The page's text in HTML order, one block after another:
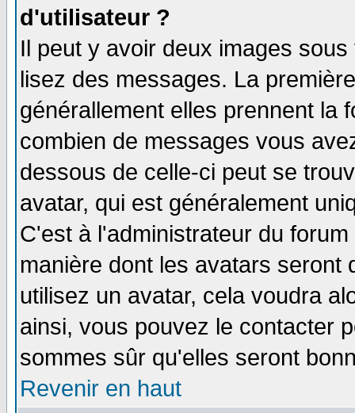
d'utilisateur ?
Il peut y avoir deux images
lisez des messages. La
générallement elles prennent la
combien de messages vous
dessous de celle-ci peut se
avatar, qui est généralement
C'est à l'administrateur du
manière dont les avatars seront
utilisez un avatar, cela voudra
ainsi, vous pouvez le contacter
sommes sûr qu'elles seront
Revenir en haut